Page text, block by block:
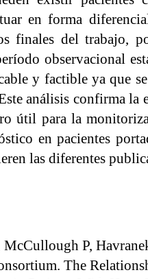
en forma
finales del trabajo,
observacional
y factible ya que
análisis confirma la
útil para la
en pacientes
las diferentes
McCullough P,
The